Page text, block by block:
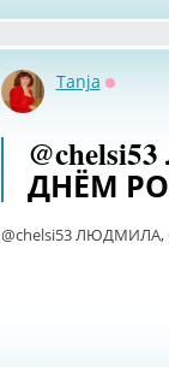
Tanja
ДНЁМ
@chelsi53